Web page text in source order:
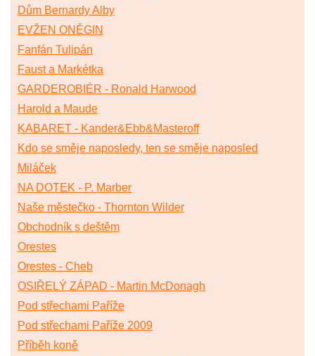
Dům Bernardy Alby
EVŽEN ONĚGIN
Fanfán Tulipán
Faust a Markétka
GARDEROBIÉR - Ronald Harwood
Harold a Maude
KABARET - Kander&Ebb&Masteroff
Kdo se směje naposledy, ten se směje naposled
Miláček
NA DOTEK - P. Marber
Naše městečko - Thornton Wilder
Obchodník s deštěm
Orestes
Orestes - Cheb
OSIŘELÝ ZÁPAD - Martin McDonagh
Pod střechami Paříže
Pod střechami Paříže 2009
Příběh koně